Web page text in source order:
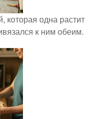
одна растит
к ним обеим.